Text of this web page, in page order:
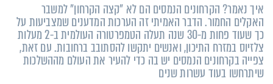
איך נאמר? הקרחונים הנמסים הם לא "קצה הקרחון" למשבר
האקלים החמור. הדבר האמיתי זה הערכות המדענים שמצביעות על
כך שעוד פחות מ-30 שנה תעלה הטמפרטורה העולמית ב-2 מעלות
צלזיוס במזרח התיכון, ואנשים יתקשו להסתובב ברחובות. עם זאת,
צפייה בקרחונים הנמסים יש בה כדי להעיר את העולם מההשלכות
שיתרחשו בעוד עשרות שנים